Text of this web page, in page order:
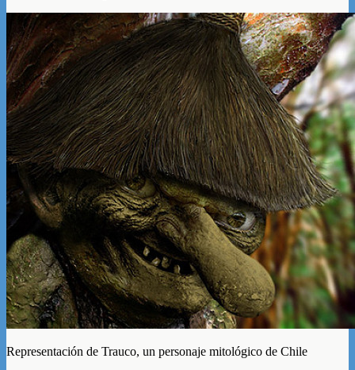
Representación de Trauco, un personaje mitológico de Chile